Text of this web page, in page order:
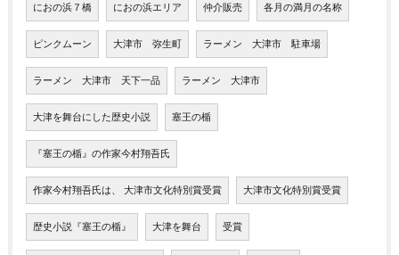
におの浜７橋 におの浜エリア 仲介販売 各月の満月の名称
ピンクムーン 大津市 弥生町 ラーメン 大津市 駐車場
ラーメン 大津市 天下一品 ラーメン 大津市
大津を舞台にした歴史小説 塞王の楯
『塞王の楯』の作家今村翔吾氏
作家今村翔吾氏は、 大津市文化特別賞受賞 大津市文化特別賞受賞
歴史小説『塞王の楯』 大津を舞台 受賞